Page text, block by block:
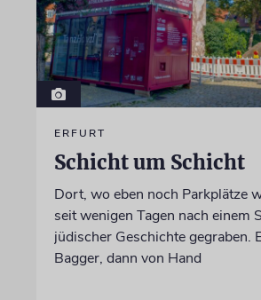
ERFURT
Schicht um Schicht
Dort, wo eben noch Parkplätze
seit wenigen Tagen nach einem
jüdischer Geschichte gegraben.
Bagger, dann von Hand